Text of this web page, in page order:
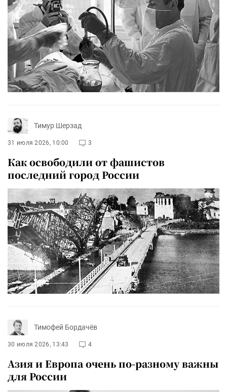
Тимур Шерзад
31 июля 2026, 10:00 3
Как освободили от фашистов
последний город России
Тимофей Бордачёв
30 июля 2026, 13:43 4
Азия и Европа очень по-разному важны
для России